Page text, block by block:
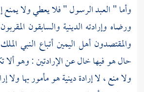
وأما " العبد الرسول " فلا يعطي ولا يمنع
ورضاه وإرادته الدينية والسابقون
والمقتصدون أهل اليمين أتباع النبي
حال هو فيها خال عن الإرادتين : وهو ألا
ولا منع ، لا إرادة دينية هو مأمور بها ولا